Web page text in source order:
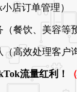
店订单管理）
餐饮、美容等
高效处理客户
流量红利！